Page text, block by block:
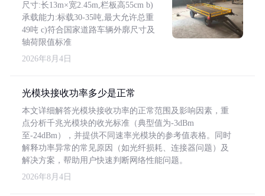
尺寸:长13m×宽2.45m,栏板高55cm b)
承载能力:标载30-35吨,最大允许总重
49吨 c)符合国家道路车辆外廓尺寸及
轴荷限值标准
2026年8月4日
光模块接收功率多少是正常
本文详细解答光模块接收功率的正常范围及影响因素，重
点分析千兆光模块的收光标准（典型值为-3dBm
至-24dBm），并提供不同速率光模块的参考值表格。同时
解释功率异常的常见原因（如光纤损耗、连接器问题）及
解决方案，帮助用户快速判断网络性能问题。
2026年8月4日